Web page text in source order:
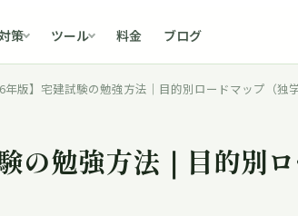
策 ツール 料金 ブログ
年版】宅建試験の勉強方法｜目的別ロードマップ（独
の勉強方法｜目的別